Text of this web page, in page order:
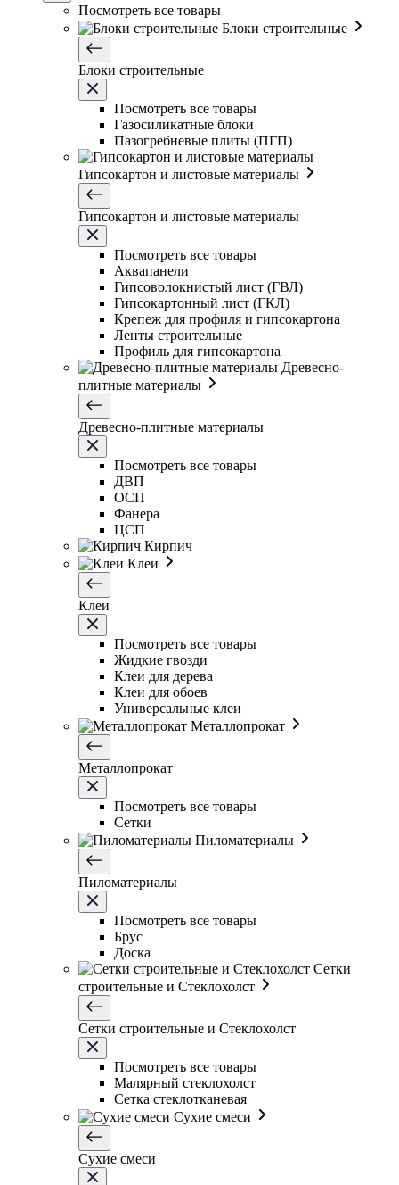
Посмотреть все товары
Блоки строительные
Блоки строительные
Посмотреть все товары
Газосиликатные блоки
Пазогребневые плиты (ПГП)
Гипсокартон и листовые материалы
Гипсокартон и листовые материалы
Посмотреть все товары
Аквапанели
Гипсоволокнистый лист (ГВЛ)
Гипсокартонный лист (ГКЛ)
Крепеж для профиля и гипсокартона
Ленты строительные
Профиль для гипсокартона
Древесно-
плитные материалы
Древесно-плитные материалы
Посмотреть все товары
ДВП
ОСП
Фанера
ЦСП
Кирпич
Клеи
Клеи
Посмотреть все товары
Жидкие гвозди
Клеи для дерева
Клеи для обоев
Универсальные клеи
Металлопрокат
Металлопрокат
Посмотреть все товары
Сетки
Пиломатериалы
Пиломатериалы
Посмотреть все товары
Брус
Доска
Сетки
строительные и Стеклохолст
Сетки строительные и Стеклохолст
Посмотреть все товары
Малярный стеклохолст
Сетка стеклотканевая
Сухие смеси
Сухие смеси